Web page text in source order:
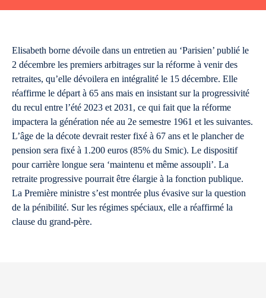
Elisabeth borne dévoile dans un entretien au ‘Parisien’ publié le
2 décembre les premiers arbitrages sur la réforme à venir des
retraites, qu’elle dévoilera en intégralité le 15 décembre. Elle
réaffirme le départ à 65 ans mais en insistant sur la progressivité
du recul entre l’été 2023 et 2031, ce qui fait que la réforme
impactera la génération née au 2e semestre 1961 et les suivantes.
L’âge de la décote devrait rester fixé à 67 ans et le plancher de
pension sera fixé à 1.200 euros (85% du Smic). Le dispositif
pour carrière longue sera ‘maintenu et même assoupli’. La
retraite progressive pourrait être élargie à la fonction publique.
La Première ministre s’est montrée plus évasive sur la question
de la pénibilité. Sur les régimes spéciaux, elle a réaffirmé la
clause du grand-père.